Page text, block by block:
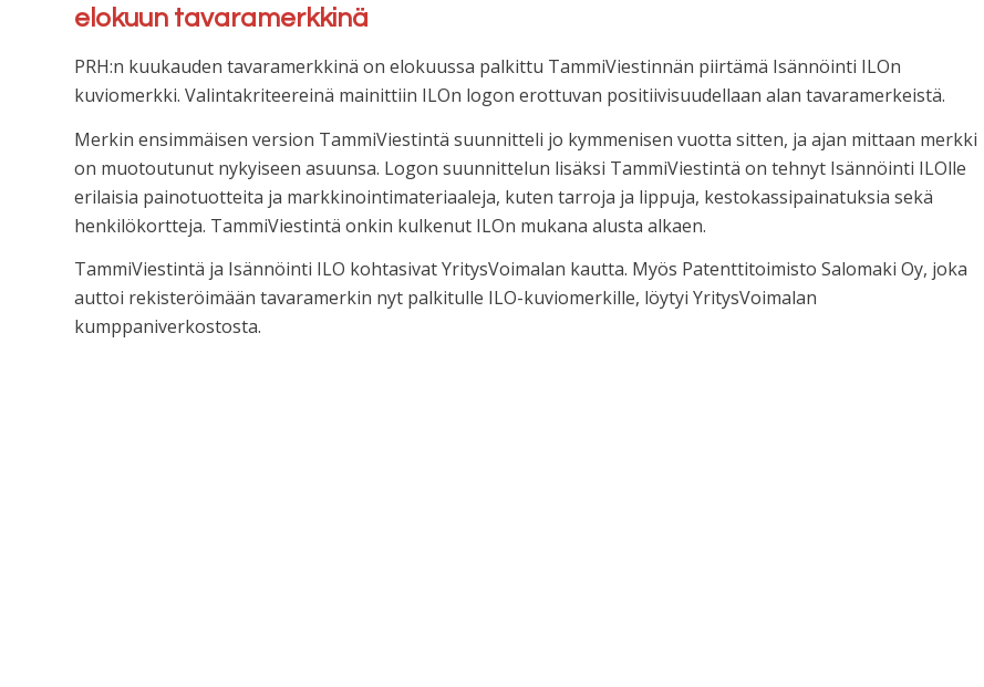
elokuun tavaramerkkinä
PRH:n kuukauden tavaramerkkinä on elokuussa palkittu TammiViestinnän piirtämä Isännöinti ILOn
kuviomerkki. Valintakriteereinä mainittiin ILOn logon erottuvan positiivisuudellaan alan tavaramerkeistä.
Merkin ensimmäisen version TammiViestintä suunnitteli jo kymmenisen vuotta sitten, ja ajan mittaan merkki
on muotoutunut nykyiseen asuunsa. Logon suunnittelun lisäksi TammiViestintä on tehnyt Isännöinti ILOlle
erilaisia painotuotteita ja markkinointimateriaaleja, kuten tarroja ja lippuja, kestokassipainatuksia sekä
henkilökortteja. TammiViestintä onkin kulkenut ILOn mukana alusta alkaen.
TammiViestintä ja Isännöinti ILO kohtasivat YritysVoimalan kautta. Myös Patenttitoimisto Salomaki Oy, joka
auttoi rekisteröimään tavaramerkin nyt palkitulle ILO-kuviomerkille, löytyi YritysVoimalan
kumppaniverkostosta.